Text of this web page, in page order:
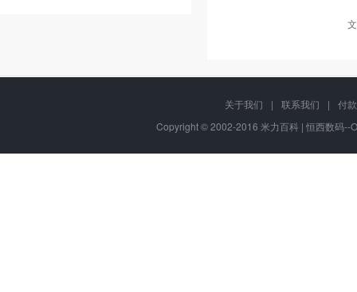
关于我们 | 联系我们 |
付
Copyright © 2002-2016 米力百科 | 恒西数码